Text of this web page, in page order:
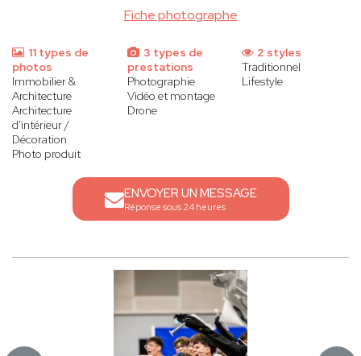
Fiche photographe
11 types de
photos
Immobilier &
Architecture
Architecture
d'intérieur /
Décoration
Photo produit
3 types de
prestations
Photographie
Vidéo et montage
Drone
2 styles
Traditionnel
Lifestyle
ENVOYER UN MESSAGE
Réponse sous 24 heures